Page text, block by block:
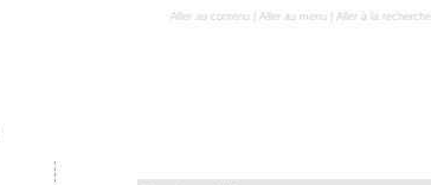
Aller au contenu Aller au menu Aller à la recherche